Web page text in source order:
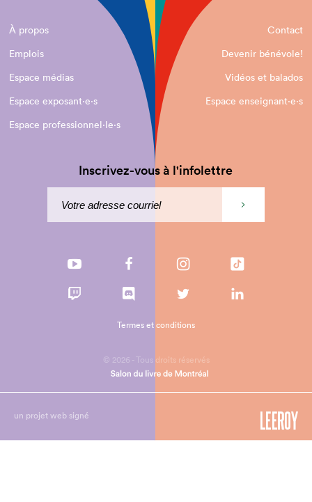
À propos
Contact
Emplois
Devenir bénévole!
Espace médias
Vidéos et balados
Espace exposant·e⋅s
Espace enseignant·e⋅s
Espace professionnel·le⋅s
Inscrivez-vous à l'infolettre
© 2026 - Tous droits réservés
Termes et conditions
un projet web signé